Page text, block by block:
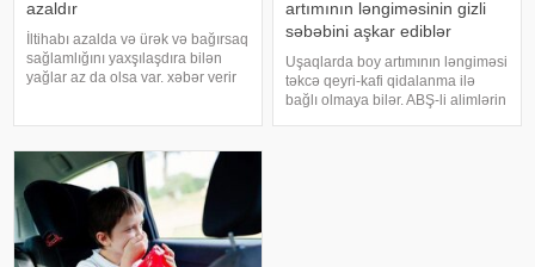
azaldır
İltihabı azalda və ürək və bağırsaq
sağlamlığını yaxşılaşdıra bilən
yağlar az da olsa var. xəbər verir
preslənmiş kətan toxumlarında
artımının ləngiməsinin gizli
səbəbini aşkar ediblər
Uşaqlarda boy artımının ləngiməsi
təkcə qeyri-kafi qidalanma ilə
bağlı olmaya bilər. ABŞ-li alimlərin